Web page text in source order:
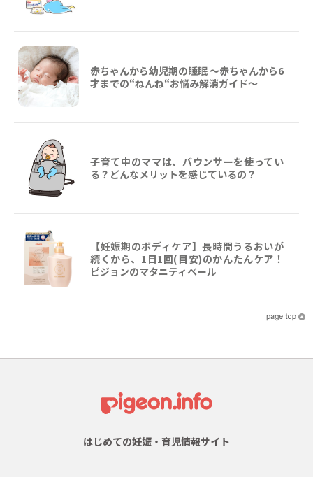
赤ちゃんから幼児期の睡眠 ～赤ちゃんから6
才までの“ねんね“お悩み解消ガイド〜
子育て中のママは、バウンサーを使ってい
る？どんなメリットを感じているの？
【妊娠期のボディケア】長時間うるおいが
続くから、1日1回(目安)のかんたんケア！
ピジョンのマタニティベール
はじめての妊娠・育児情報サイト